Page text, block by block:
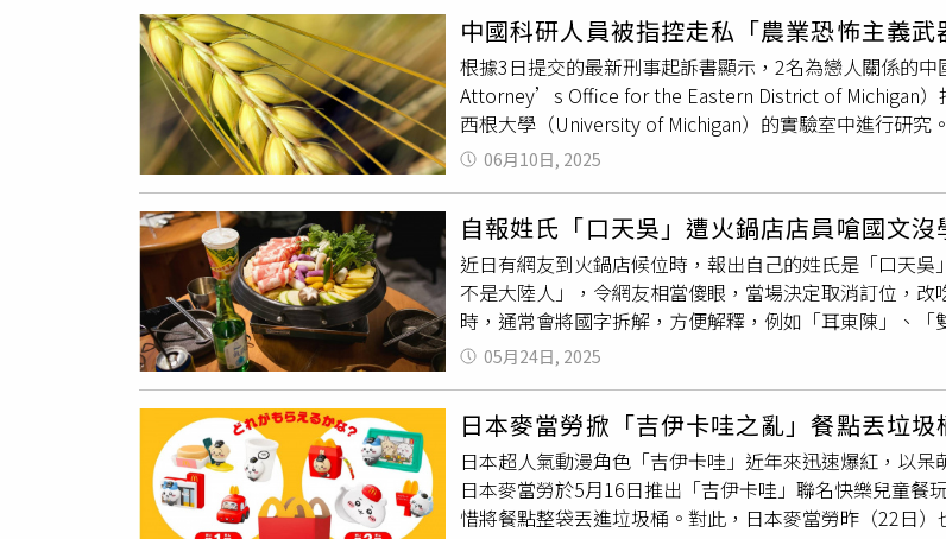
陸續以電話、寫信、粉專私訊等方式騷擾老闆。從2024
以LINE、寄送便條紙及郵件等方式向周男表達心意，也
經調解的機會記下周男個資，擅自變更周男在全聯賣場
貼上「不是我叫的外送」等字條，讓周男不堪其擾。甚
男，只為了在匯款紀錄註記欄留下：「我對你沒有愛」
狂行徑已經侵犯到周男私人生活，讓他難以忍受，甚至
蹤。不堪其擾下，終於對傅女提出告訴，監察官則依《
相關行為，但否認自己有跟蹤騷擾犯行，亦辯稱自己沒
間的喜歡」，還稱中間有部分是消費糾紛，與性或性別
漠視對方意願，依《跟蹤騷擾罪》判處女方3個月徒刑，
院以相同理由駁回上訴，全案定讞不得再上訴。
中國科研人員被指控走私「農業恐怖主義
根據3日提交的最新刑事起訴書顯示，2名為戀人關係的
Attorney’s Office for the Eastern District of Michigan）
西根大學（University of Michigan）的實驗室中進行研
歲的劉尊勇（Zunyong Liu，音譯）被美國密西根東區聯
證欺詐等罪，且相關罪嫌涉及1種名為「禾谷鐮刀菌」
（Pam Bondi）在1份聲明中表示：「司法部最重要的使
外國行為者。」另根據聯邦調查局（FBI）所提交的宣誓
對小麥、玉米、水稻與大麥等特定植物造成病害，每年
產生的毒素會引發嘔吐、肝臟損傷，以及對人類與牲畜
告計劃將真菌散播至實驗室之外，但文件指出劉尊勇知
華盛頓哥倫比亞特區國土安全局局長哈文博士（Dr.
罕見。我們大多數看到的案例，都是研究人員試圖將資
谷鐮刀菌這類的病原體極具危險性：「無論這個人是否
果。」就在該起訴發生之際，川普（Trump）政府正試圖
Rubio）上週的說法，美國政府特別針對那些被認為與中
普政府還指控中國學者與哈佛合作進行的光學與航太研
國土安全部（Department of Homeland Security）甚至
06月10日, 2025
自報姓氏「口天吳」遭火鍋店店員嗆國文
近日有網友到火鍋店候位時，報出自己的姓氏是「口天
不是大陸人」，令網友相當傻眼，當場決定取消訂位，
時，通常會將國字拆解，方便解釋，例如「耳東陳」、
「幾位、貴姓？」網友回道「口天吳，4位」，店員聽完
當傻眼，網友在文中表示「說了20年的『口天吳』第1次
網友事後發現，「吳」的簡體字寫法，是口天「吴」。
「你不是大陸人吧？」，這才發現原來「吳」的簡體字
法，其實是「口」加上「夨（ㄗㄜˋ）」，不過原PO網
05月24日, 2025
日本麥當勞掀「吉伊卡哇之亂」餐點丟垃
日本超人氣動漫角色「吉伊卡哇」近年來迅速爆紅，以
日本麥當勞於5月16日推出「吉伊卡哇」聯名快樂兒童
惜將餐點整袋丟進垃圾桶。對此，日本麥當勞昨（22日